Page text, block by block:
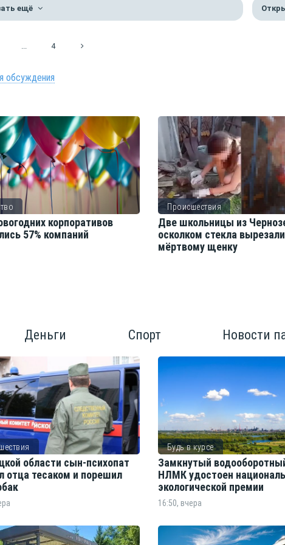
ещё
... 4
обсуждения
корпоративов
57% компаний
Происшествия
Две школьницы из
осколком стекла
мёртвому щенку
Деньги Спорт Новости
области сын-психопат
отца тесаком и порешил
Будь в курсе
Замкнутый
НЛМК удостоен
экологической премии
16:50, вчера